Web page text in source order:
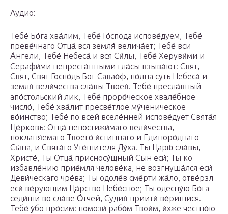
Аудио:
Тебе́ Бо́га хва́лим, Тебе́ Го́спода испове́дуем, Тебе́
преве́чнаго Отца́ вся земля́ велича́ет; Тебе́ вси
А́нгели, Тебе́ Небеса́ и вся Си́лы, Тебе́ Херуви́ми и
Серафи́ми непреста́нными гла́сы взыва́ют: Свят,
Свят, Свят Госпо́дь Бог Савао́ф, по́лна суть Небеса́ и
земля́ вели́чества сла́вы Твоея́. Тебе́ пресла́вный
апо́стольский лик, Тебе́ проро́ческое хвале́бное
число́, Тебе́ хва́лит пресве́тлое му́ченическое
во́инство; Тебе́ по всей вселе́нней испове́дует Свята́я
Це́рковь: Отца́ непостижи́маго вели́чества,
покланя́емаго Твоего́ и́стиннаго и Единоро́днаго
Сы́на, и Свята́го Уте́шителя Ду́ха. Ты Царю́ сла́вы,
Христе́, Ты Отца́ присносу́щный Сын еси́; Ты ко
избавле́нию прие́мля челове́ка, не возгнуша́лся еси́
Деви́ческаго чре́ва; Ты одоле́в сме́рти жа́ло, отве́рзл
еси́ ве́рующим Ца́рство Небе́сное; Ты одесну́ю Бо́га
седи́ши во сла́ве О́тчей, Судия́ приити́ ве́ришися.
Тебе́ у́бо про́сим: помози́ рабо́м Твои́м, и́хже честно́ю